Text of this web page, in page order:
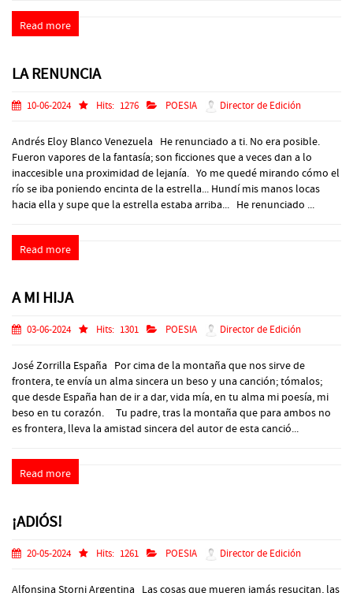
Read more
LA RENUNCIA
10-06-2024 Hits: 1276 POESIA Director de Edición
Andrés Eloy Blanco Venezuela He renunciado a ti. No era posible.
Fueron vapores de la fantasía; son ficciones que a veces dan a lo
inaccesible una proximidad de lejanía. Yo me quedé mirando cómo el
río se iba poniendo encinta de la estrella... Hundí mis manos locas
hacia ella y supe que la estrella estaba arriba... He renunciado ...
Read more
A MI HIJA
03-06-2024 Hits: 1301 POESIA Director de Edición
José Zorrilla España Por cima de la montaña que nos sirve de
frontera, te envía un alma sincera un beso y una canción; tómalos;
que desde España han de ir a dar, vida mía, en tu alma mi poesía, mi
beso en tu corazón. Tu padre, tras la montaña que para ambos no
es frontera, lleva la amistad sincera del autor de esta canció...
Read more
¡ADIÓS!
20-05-2024 Hits: 1261 POESIA Director de Edición
Alfonsina Storni Argentina Las cosas que mueren jamás resucitan, las